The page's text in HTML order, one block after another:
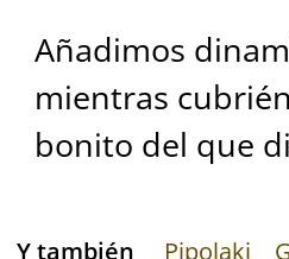
Añadimos
mientras
bonito del que
Y también Pipolaki